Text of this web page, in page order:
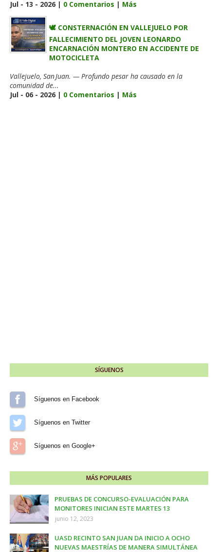
Jul - 13 - 2026 | 0 Comentarios | Más
🕊️ CONSTERNACIÓN EN VALLEJUELO POR
FALLECIMIENTO DEL JOVEN LEONARDO
ENCARNACIÓN MONTERO EN ACCIDENTE DE
MOTOCICLETA
Vallejuelo, San Juan. — Profundo pesar ha causado en la
comunidad de...
Jul - 06 - 2026 | 0 Comentarios | Más
SÍGUENOS
Síguenos en Facebook
Síguenos en Twitter
Síguenos en Google+
MÁS POPULARES
PRUEBAS DE CONCURSO-EVALUACIÓN PARA
MONITORES INICIAN ESTE MARTES 13
junio 12, 2023
UASD RECINTO SAN JUAN DA INICIO A OCHO
NUEVAS MAESTRÍAS DE MANERA SIMULTÁNEA